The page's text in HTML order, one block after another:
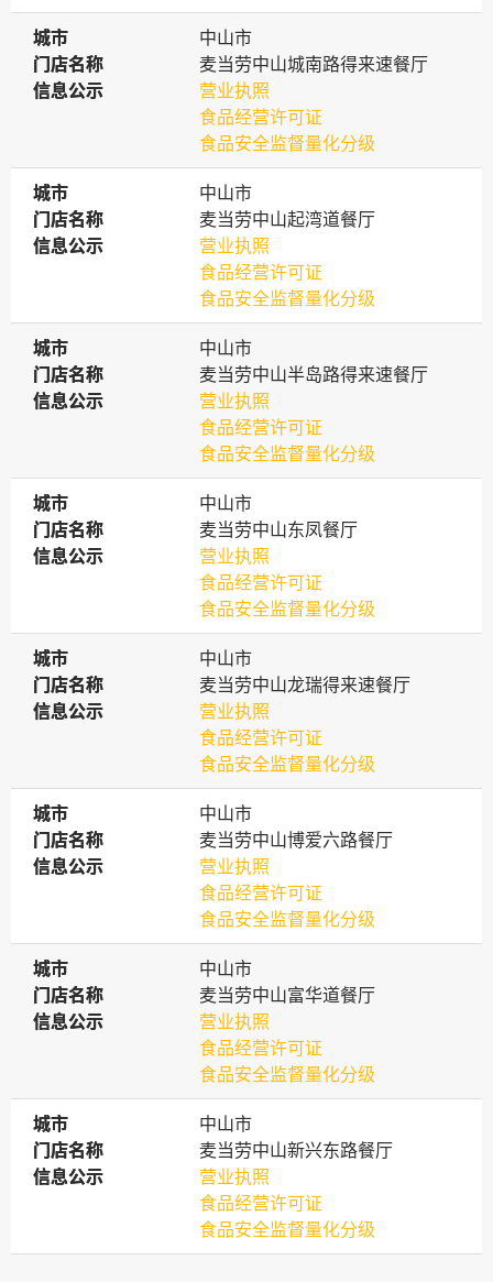
城市
城市
中山市
门店名称
门店名称
麦当劳中山城南路得来速餐厅
信息公示
信息公示
营业执照
食品经营许可证
食品安全监督量化分级
城市
城市
中山市
门店名称
门店名称
麦当劳中山起湾道餐厅
信息公示
信息公示
营业执照
食品经营许可证
食品安全监督量化分级
城市
城市
中山市
门店名称
门店名称
麦当劳中山半岛路得来速餐厅
信息公示
信息公示
营业执照
食品经营许可证
食品安全监督量化分级
城市
城市
中山市
门店名称
门店名称
麦当劳中山东凤餐厅
信息公示
信息公示
营业执照
食品经营许可证
食品安全监督量化分级
城市
城市
中山市
门店名称
门店名称
麦当劳中山龙瑞得来速餐厅
信息公示
信息公示
营业执照
食品经营许可证
食品安全监督量化分级
城市
城市
中山市
门店名称
门店名称
麦当劳中山博爱六路餐厅
信息公示
信息公示
营业执照
食品经营许可证
食品安全监督量化分级
城市
城市
中山市
门店名称
门店名称
麦当劳中山富华道餐厅
信息公示
信息公示
营业执照
食品经营许可证
食品安全监督量化分级
城市
城市
中山市
门店名称
门店名称
麦当劳中山新兴东路餐厅
信息公示
信息公示
营业执照
食品经营许可证
食品安全监督量化分级